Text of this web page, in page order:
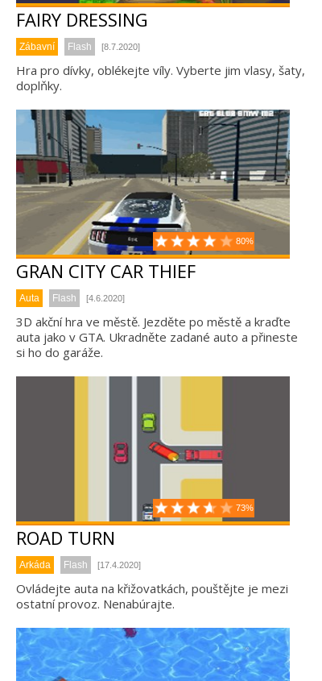
FAIRY DRESSING
Zábavní Flash [8.7.2020]
Hra pro dívky, oblékejte víly. Vyberte jim vlasy, šaty,
doplňky.
80%
GRAN CITY CAR THIEF
Auta Flash [4.6.2020]
3D akční hra ve městě. Jezděte po městě a kraďte
auta jako v GTA. Ukradněte zadané auto a přineste
si ho do garáže.
73%
ROAD TURN
Arkáda Flash [17.4.2020]
Ovládejte auta na křižovatkách, pouštějte je mezi
ostatní provoz. Nenabúrajte.